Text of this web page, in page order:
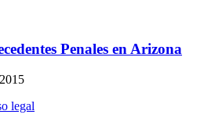
Penales en Arizona
legal